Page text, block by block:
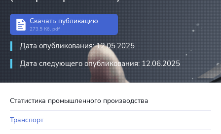
Статистика промышленного производства
Транспорт
Скачать публикацию
273.5 Кб, pdf
Дата опубликования: 12.05.2025
Дата следующего опубликования: 12.06.2025